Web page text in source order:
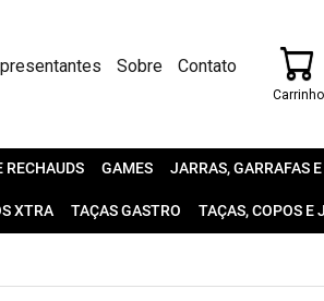
Sobre Contato
Carrinho
RECHAUDS GAMES JARRAS, GARRAFAS
XTRA TAÇAS GASTRO TAÇAS, COPOS E